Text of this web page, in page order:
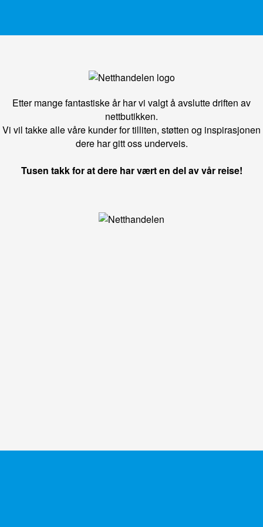
Etter mange fantastiske år har vi valgt å avslutte driften av
nettbutikken.
Vi vil takke alle våre kunder for tilliten, støtten og inspirasjonen
dere har gitt oss underveis.
Tusen takk for at dere har vært en del av vår reise!